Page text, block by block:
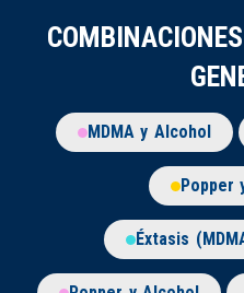
MDMA y Alcohol
Popper
Éxtasis